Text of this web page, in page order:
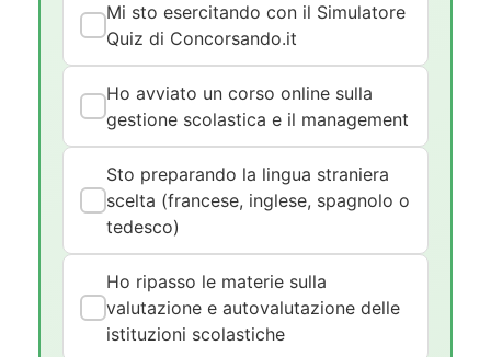
Mi sto esercitando con il Simulatore
Quiz di Concorsando.it
Ho avviato un corso online sulla
gestione scolastica e il management
Sto preparando la lingua straniera
scelta (francese, inglese, spagnolo o
tedesco)
Ho ripasso le materie sulla
valutazione e autovalutazione delle
istituzioni scolastiche